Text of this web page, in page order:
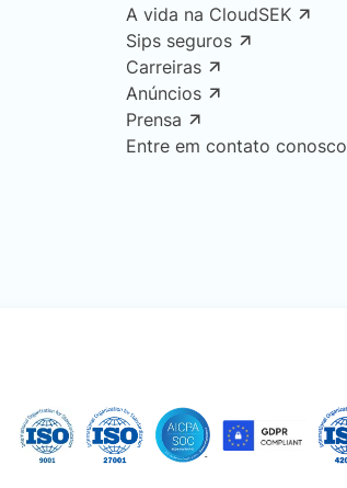
A vida na CloudSEK
Sips seguros
Carreiras
Anúncios
Prensa
Entre em contato conosco